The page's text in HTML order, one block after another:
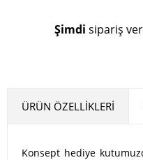
Şimdi sipariş
ÜRÜN ÖZELLIKLERI
Konsept hediye